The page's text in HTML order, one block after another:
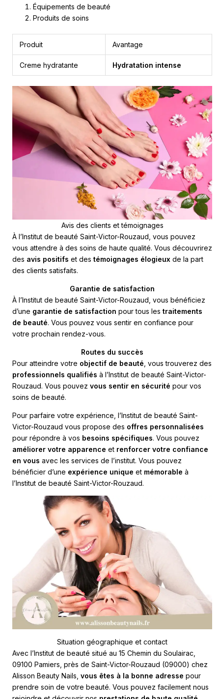
Équipements de beauté
Produits de soins
Produit Avantage
Creme hydratante Hydratation intense
Avis des clients et témoignages
À l’Institut de beauté Saint-Victor-Rouzaud, vous pouvez
vous attendre à des soins de haute qualité. Vous découvrirez
des avis positifs et des témoignages élogieux de la part
des clients satisfaits.
Garantie de satisfaction
À l’Institut de beauté Saint-Victor-Rouzaud, vous bénéficiez
d’une garantie de satisfaction pour tous les traitements
de beauté. Vous pouvez vous sentir en confiance pour
votre prochain rendez-vous.
Routes du succès
Pour atteindre votre objectif de beauté , vous trouverez des
professionnels qualifiés à l’Institut de beauté Saint-Victor-
Rouzaud. Vous pouvez vous sentir en sécurité pour vos
soins de beauté.
Pour parfaire votre expérience, l’Institut de beauté Saint-
Victor-Rouzaud vous propose des offres personnalisées
pour répondre à vos besoins spécifiques. Vous pouvez
améliorer votre apparence et renforcer votre confiance
en vous avec les services de l’institut. Vous pouvez
bénéficier d’une expérience unique et mémorable à
l’Institut de beauté Saint-Victor-Rouzaud.
Situation géographique et contact
Avec l’Institut de beauté situé au 15 Chemin du Soulairac,
09100 Pamiers, près de Saint-Victor-Rouzaud (09000) chez
Alisson Beauty Nails, vous êtes à la bonne adresse pour
prendre soin de votre beauté. Vous pouvez facilement nous